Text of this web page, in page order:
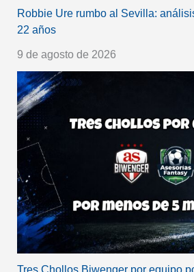
Robbie Ure rumbo al Sevilla:
22 años
9 de agosto de 2026